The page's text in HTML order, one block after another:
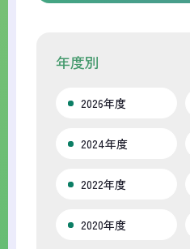
年度別
2026年度
2024年度
2022年度
2020年度